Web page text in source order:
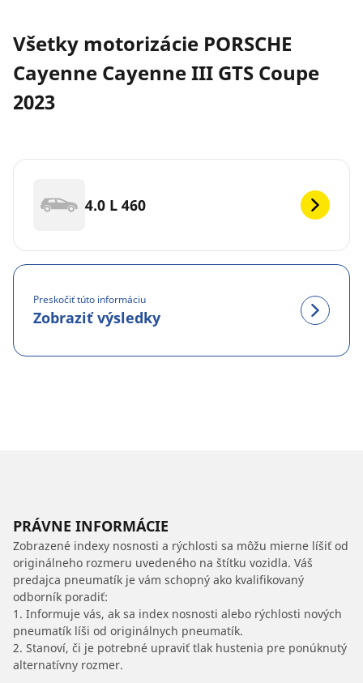
Všetky motorizácie PORSCHE
Cayenne Cayenne III GTS Coupe
2023
4.0 L 460
Preskočiť túto informáciu
Zobraziť výsledky
PRÁVNE INFORMÁCIE
Zobrazené indexy nosnosti a rýchlosti sa môžu mierne líšiť od
originálneho rozmeru uvedeného na štítku vozidla. Váš
predajca pneumatík je vám schopný ako kvalifikovaný
odborník poradiť:
1. Informuje vás, ak sa index nosnosti alebo rýchlosti nových
pneumatík líši od originálnych pneumatík.
2. Stanoví, či je potrebné upraviť tlak hustenia pre ponúknutý
alternatívny rozmer.